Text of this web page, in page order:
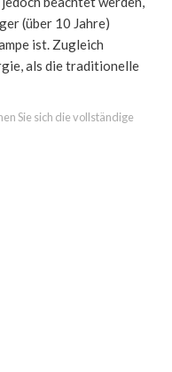
(über 10 Jahre)
ist. Zugleich
als die traditionelle
Sie sich die vollständige